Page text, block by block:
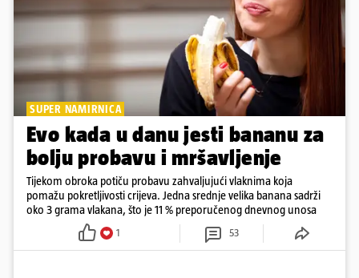
SUPER NAMIRNICA
Evo kada u danu jesti bananu za
bolju probavu i mršavljenje
Tijekom obroka potiču probavu zahvaljujući vlaknima koja
pomažu pokretljivosti crijeva. Jedna srednje velika banana sadrži
oko 3 grama vlakana, što je 11 % preporučenog dnevnog unosa
1 53